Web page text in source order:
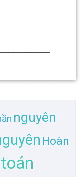
nguyên
Hoàn